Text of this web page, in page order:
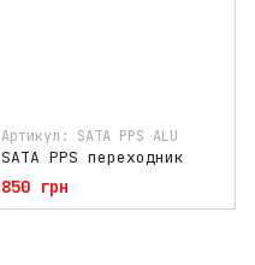
Артикул: SATA PPS ALU
SATA PPS переходник
850 грн